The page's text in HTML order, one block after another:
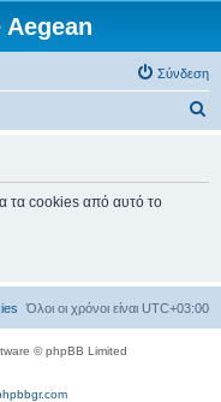
Σύνδεση
σ
τα cookies από αυτό το
Όλοι οι χρόνοι είναι UTC+03:00
© phpBB Limited